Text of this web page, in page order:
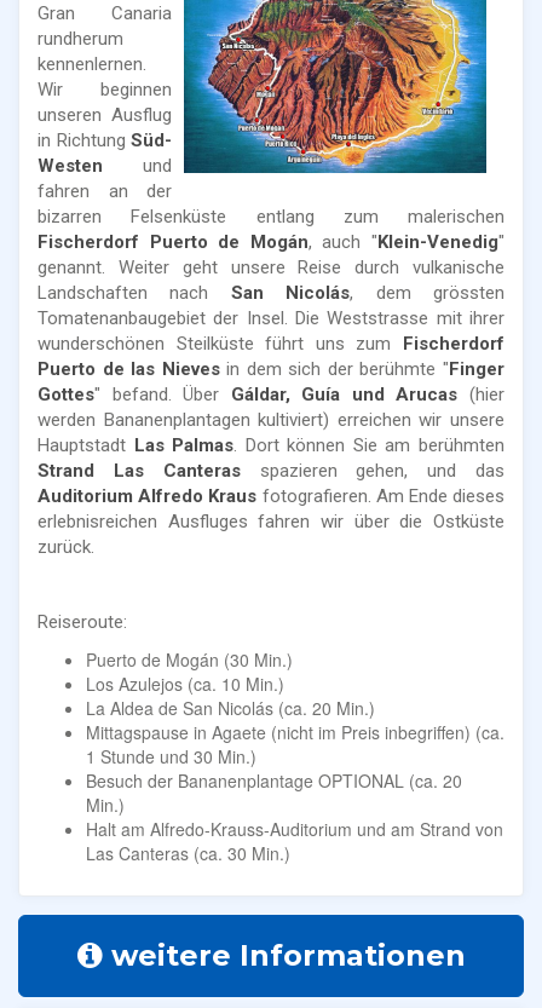
Gran Canaria
rundherum
kennenlernen.
Wir beginnen
unseren Ausflug
in Richtung Süd-
Westen und
fahren an der
bizarren Felsenküste entlang zum malerischen
Fischerdorf Puerto de Mogán, auch "Klein-Venedig"
genannt. Weiter geht unsere Reise durch vulkanische
Landschaften nach San Nicolás, dem grössten
Tomatenanbaugebiet der Insel. Die Weststrasse mit ihrer
wunderschönen Steilküste führt uns zum Fischerdorf
Puerto de las Nievesin dem sich der berühmte "Finger
Gottes" befand. Über Gáldar, Guía und Arucas (hier
werden Bananenplantagen kultiviert) erreichen wir unsere
Hauptstadt Las Palmas . Dort können Sie am berühmten
Strand Las Canterasspazieren gehen, und das
Auditorium Alfredo Kraus fotografieren. Am Ende dieses
erlebnisreichen Ausfluges fahren wir über die Ostküste
zurück.
Reiseroute:
Puerto de Mogán (30 Min.)
Los Azulejos (ca. 10 Min.)
La Aldea de San Nicolás (ca. 20 Min.)
Mittagspause in Agaete (nicht im Preis inbegriffen) (ca.
1 Stunde und 30 Min.)
Besuch der Bananenplantage OPTIONAL (ca. 20
Min.)
Halt am Alfredo-Krauss-Auditorium und am Strand von
Las Canteras (ca. 30 Min.)
weitere Informationen